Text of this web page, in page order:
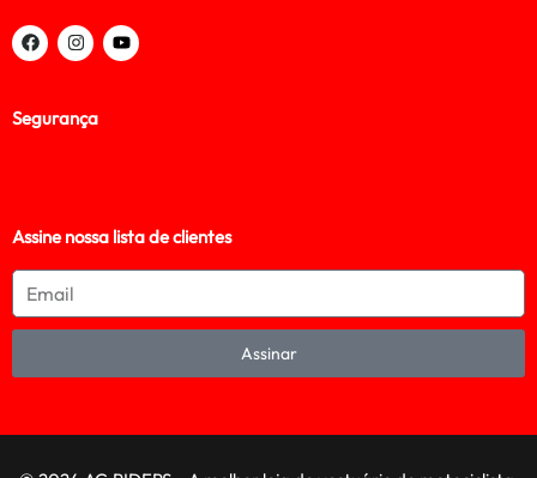
Segurança
Assine nossa lista de clientes
Assinar